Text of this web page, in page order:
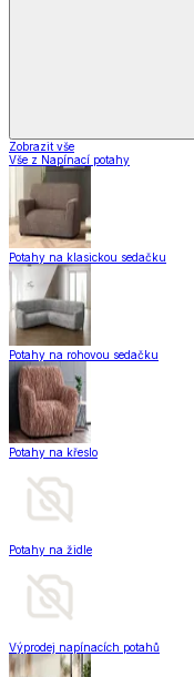
Zobrazit vše
Vše z Napínací potahy
Potahy na klasickou sedačku
Potahy na rohovou sedačku
Potahy na křeslo
Potahy na židle
Výprodej napínacích potahů